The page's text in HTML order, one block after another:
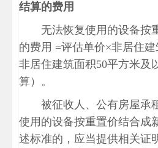
结算的费用
无法恢复使用的设备按
的费用 =评估单价×非居住
非居住建筑面积50平方米及
算）。
被征收人、公有房屋承
使用的设备按重置价结合成
述标准的，应当提供相关证